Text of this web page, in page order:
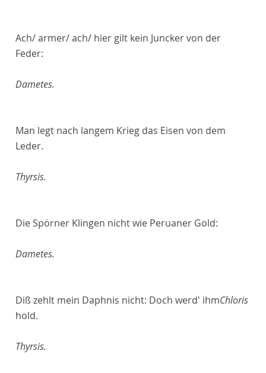
Ach/ armer/ ach/ hier gilt kein Juncker von der
Feder:
Dametes.
Man legt nach langem Krieg das Eisen von dem
Leder.
Thyrsis.
Die Spörner Klingen nicht wie Peruaner Gold:
Dametes.
Diß zehlt mein Daphnis nicht: Doch werd' ihmChloris
hold.
Thyrsis.